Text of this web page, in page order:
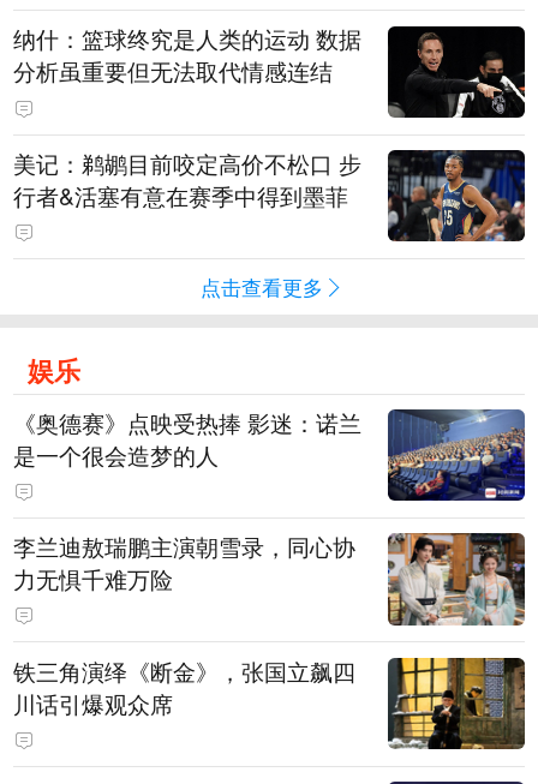
纳什：篮球终究是人类的运动 数据
分析虽重要但无法取代情感连结
美记：鹈鹕目前咬定高价不松口 步
行者&活塞有意在赛季中得到墨菲
点击查看更多
娱乐
《奥德赛》点映受热捧 影迷：诺兰
是一个很会造梦的人
李兰迪敖瑞鹏主演朝雪录，同心协
力无惧千难万险
铁三角演绎《断金》，张国立飙四
川话引爆观众席